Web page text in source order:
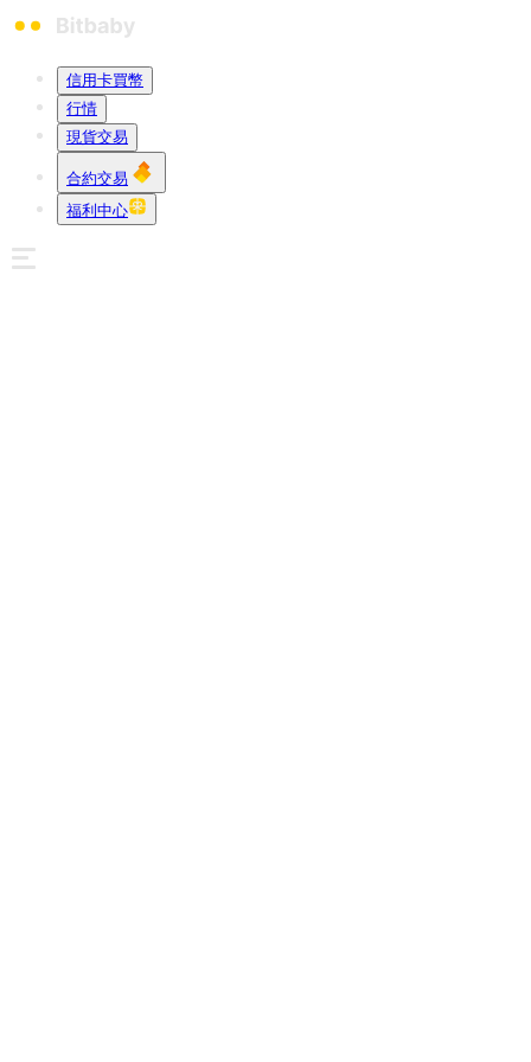
信用卡買幣
行情
現貨交易
合約交易
福利中心